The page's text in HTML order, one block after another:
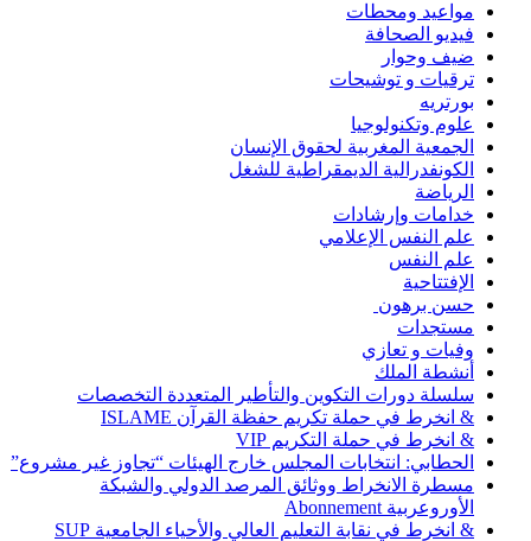
مواعيد ومحطات
فيديو الصحافة
ضيف وحوار
ترقيات و توشيحات
بورتريه
علوم وتكنولوجيا
الجمعية المغربية لحقوق الإنسان
الكونفدرالية الديمقراطية للشغل
الرياضة
خدامات وإرشادات
علم النفس الإعلامي
علم النفس
الإفتتاحية
حسن برهون
مستجدات
وفيات و تعازي
أنشطة الملك
سلسلة دورات التكوين والتأطير المتعددة التخصصات
& انخرط في حملة تكريم حفظة القرآن ISLAME
& انخرط في حملة التكريم VIP
الحطابي: انتخابات المجلس خارج الهيئات “تجاوز غير مشروع”
مسطرة الانخراط ووثائق المرصد الدولي والشبكة
الأوروعربية Abonnement
& انخرط في نقابة التعليم العالي والأحياء الجامعية SUP